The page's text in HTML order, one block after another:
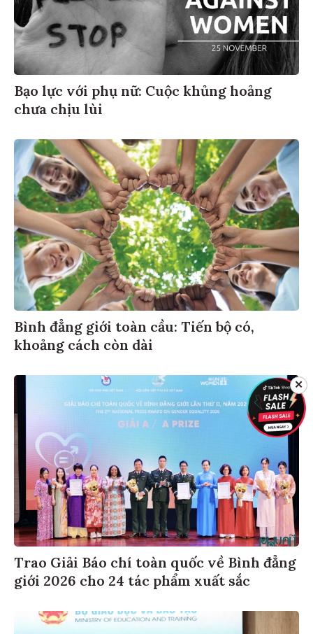
Bạo lực với phụ nữ: Cuộc khủng hoảng
chưa chịu lùi
Bình đẳng giới toàn cầu: Tiến bộ có,
khoảng cách còn dài
Trao Giải Báo chí toàn quốc về Bình đẳng
giới 2026 cho 24 tác phẩm xuất sắc
✕